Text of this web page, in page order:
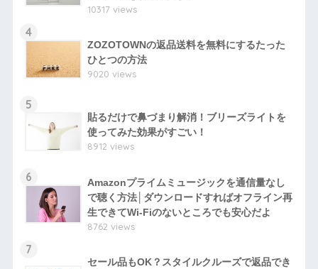
10317 views
4
ZOZOTOWNの返品送料を無料にするたった
ひとつの方法
9020 views
5
貼るだけで鼻づまり解消！ブリーズライトを
使ってみた効果がすごい！
8912 views
6
Amazonプライムミュージックを通信量なし
で聴く方法│ダウンロードすればオフライン再
生できてWi-Fiのないところでも安心だよ
8762 views
7
セール品もOK？スタイルクルーズで返品でき